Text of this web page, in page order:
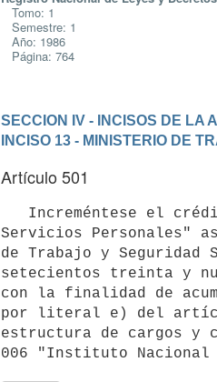
Tomo: 1
Semestre: 1
Año: 1986
Página: 764
SECCION IV - INCISOS DE LA
INCISO 13 - MINISTERIO DE
Artículo 501
Servicios Personales"
de Trabajo y Seguridad
setecientos treinta y
con la finalidad de
por literal e) del
estructura de cargos y